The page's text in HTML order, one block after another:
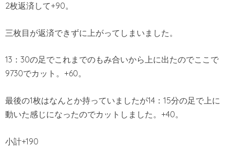
2枚返済して+90。
三枚目が返済できずに上がってしまいました。
13：30の足でこれまでのもみ合いから上に出たのでここで
9730でカット。+60。
最後の1枚はなんとか持っていましたが14：15分の足で上に
動いた感じになったのでカットしました。+40。
小計+190